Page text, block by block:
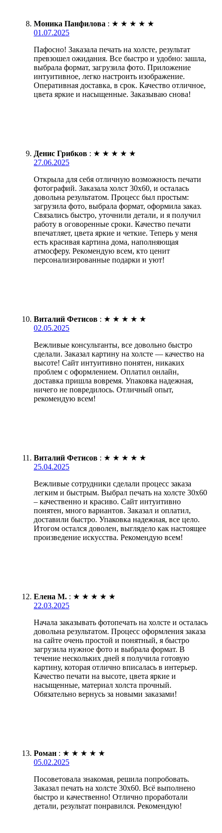
Моника Панфилова : ★ ★ ★ ★ ★
01.07.2025
Пафосно! Заказала печать на холсте, результат
превзошел ожидания. Все быстро и удобно: зашла,
выбрала формат, загрузила фото. Приложение
интуитивное, легко настроить изображение.
Оперативная доставка, в срок. Качество отличное,
цвета яркие и насыщенные. Заказываю снова!
Денис Грибков : ★ ★ ★ ★ ★
27.06.2025
Открыла для себя отличную возможность печати
фотографий. Заказала холст 30х60, и осталась
довольна результатом. Процесс был простым:
загрузила фото, выбрала формат, оформила заказ.
Связались быстро, уточнили детали, и я получил
работу в оговоренные сроки. Качество печати
впечатляет, цвета яркие и четкие. Теперь у меня
есть красивая картина дома, наполняющая
атмосферу. Рекомендую всем, кто ценит
персонализированные подарки и уют!
Виталий Фетисов : ★ ★ ★ ★ ★
02.05.2025
Вежливые консультанты, все довольно быстро
сделали. Заказал картину на холсте — качество на
высоте! Сайт интуитивно понятен, никаких
проблем с оформлением. Оплатил онлайн,
доставка пришла вовремя. Упаковка надежная,
ничего не повредилось. Отличный опыт,
рекомендую всем!
Виталий Фетисов : ★ ★ ★ ★ ★
25.04.2025
Вежливые сотрудники сделали процесс заказа
легким и быстрым. Выбрал печать на холсте 30х60
– качественно и красиво. Сайт интуитивно
понятен, много вариантов. Заказал и оплатил,
доставили быстро. Упаковка надежная, все цело.
Итогом остался доволен, выглядело как настоящее
произведение искусства. Рекомендую всем!
Елена М. : ★ ★ ★ ★ ★
22.03.2025
Начала заказывать фотопечать на холсте и осталась
довольна результатом. Процесс оформления заказа
на сайте очень простой и понятный, я быстро
загрузила нужное фото и выбрала формат. В
течение нескольких дней я получила готовую
картину, которая отлично вписалась в интерьер.
Качество печати на высоте, цвета яркие и
насыщенные, материал холста прочный.
Обязательно вернусь за новыми заказами!
Роман : ★ ★ ★ ★ ★
05.02.2025
Посоветовала знакомая, решила попробовать.
Заказал печать на холсте 30х60. Всё выполнено
быстро и качественно! Отлично проработали
детали, результат понравился. Рекомендую!